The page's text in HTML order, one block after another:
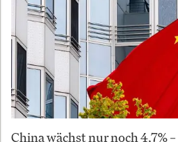
China wächst nur noch 4,7%